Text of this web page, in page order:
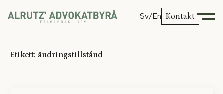
Sv/En Kontakt
Etikett: ändringstillstånd